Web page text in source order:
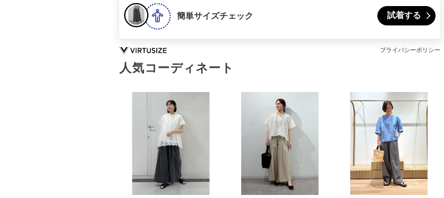
簡単サイズチェック 試着する
プライバシーポリシー
人気コーディネート